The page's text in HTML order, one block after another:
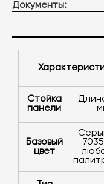
Документы:
стойка
панели
длина 900
Базовый
цвет
серый RAL